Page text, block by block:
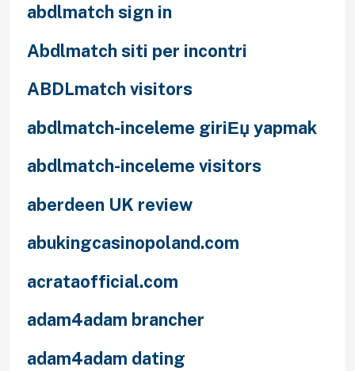
abdlmatch sign in
Abdlmatch siti per incontri
ABDLmatch visitors
abdlmatch-inceleme giriЕџ yapmak
abdlmatch-inceleme visitors
aberdeen UK review
abukingcasinopoland.com
acrataofficial.com
adam4adam brancher
adam4adam dating